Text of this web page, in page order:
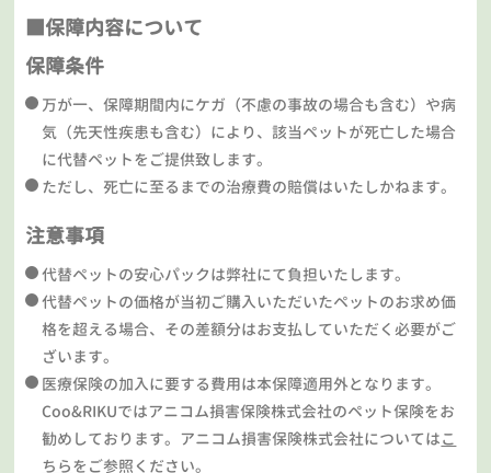
■保障内容について
保障条件
万が一、保障期間内にケガ（不慮の事故の場合も含む）や病
気（先天性疾患も含む）により、該当ペットが死亡した場合
に代替ペットをご提供致します。
ただし、死亡に至るまでの治療費の賠償はいたしかねます。
注意事項
代替ペットの安心パックは弊社にて負担いたします。
代替ペットの価格が当初ご購入いただいたペットのお求め価
格を超える場合、その差額分はお支払していただく必要がご
ざいます。
医療保険の加入に要する費用は本保障適用外となります。
Coo&RIKUではアニコム損害保険株式会社のペット保険をお
勧めしております。アニコム損害保険株式会社についてはこ
ちらをご参照ください。